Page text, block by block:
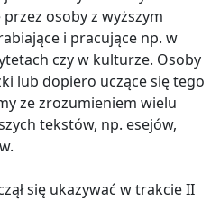
osoby z wyższym
i pracujące np. w
czy w kulturze. Osoby
lub dopiero uczące się tego
ze zrozumieniem wielu
tekstów, np. esejów,
się ukazywać w trakcie II